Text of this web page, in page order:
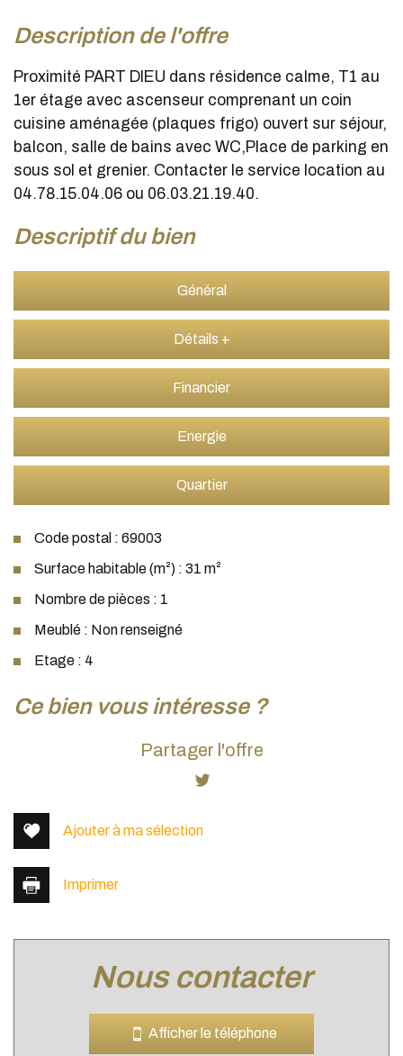
description de l'offre
Proximité PART DIEU dans résidence calme, T1 au
1er étage avec ascenseur comprenant un coin
cuisine aménagée (plaques frigo) ouvert sur séjour,
balcon, salle de bains avec WC,Place de parking en
sous sol et grenier. Contacter le service location au
04.78.15.04.06 ou 06.03.21.19.40.
descriptif du bien
Général
Détails +
Financier
Energie
Quartier
Code postal : 69003
Surface habitable (m²) : 31 m²
Nombre de pièces : 1
Meublé : Non renseigné
Etage : 4
la ville de lyon (69003)
Leaflet |©JawgMaps|© OpenStreetMap
ce bien vous intéresse ?
Partager l'offre
Ajouter à ma sélection
Imprimer
nous contacter
Afficher le téléphone